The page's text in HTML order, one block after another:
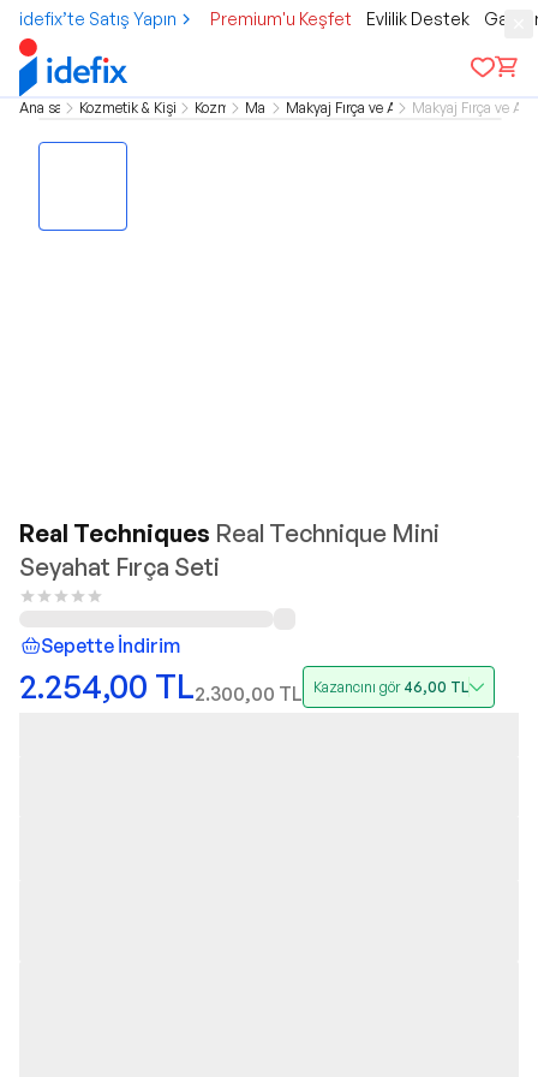
idefix’te Satış Yapın Premium'u Keşfet Evlilik Destek
Ana sayfaKozmetik & Kişisel Bakım
KozmetikMakyajMakyaj Fırça ve AksesuarlarMakyaj Fırça ve
Real Techniques Real Technique Mini
Seyahat Fırça Seti
Sepette İndirim
2.254,00 TL2.300,00 TL Kazancını gör 46,00 TL